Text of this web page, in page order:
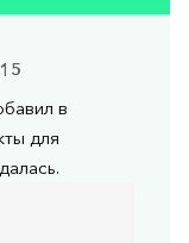
в
для